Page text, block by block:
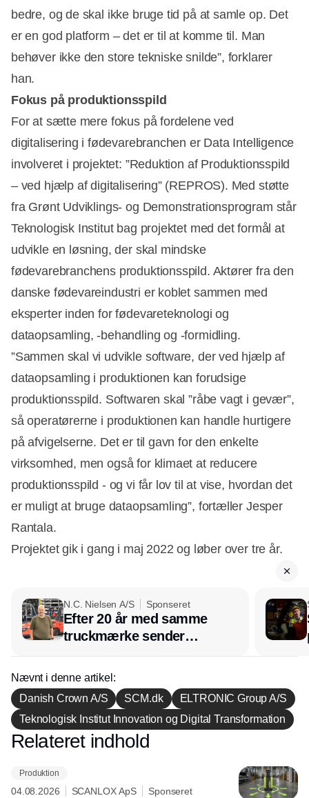
bedre, og de skal ikke bruge tid på at samle op. Det
er en god platform – det er til at komme til. Man
behøver ikke den store tekniske snilde”, forklarer
han.
Fokus på produktionsspild
For at sætte mere fokus på fordelene ved
digitalisering i fødevarebranchen er Data Intelligence
involveret i projektet: ”Reduktion af Produktionsspild
– ved hjælp af digitalisering” (REPROS). Med støtte
fra Grønt Udviklings- og Demonstrationsprogram står
Teknologisk Institut bag projektet med det formål at
udvikle en løsning, der skal mindske
fødevarebranchens produktionsspild. Aktører fra den
danske fødevareindustri er koblet sammen med
eksperter inden for fødevareteknologi og
dataopsamling, -behandling og -formidling.
”Sammen skal vi udvikle software, der ved hjælp af
dataopsamling i produktionen kan forudsige
produktionsspild. Softwaren skal ”råbe vagt i gevær”,
så operatørerne i produktionen kan handle hurtigere
på afvigelserne. Det er til gavn for den enkelte
virksomhed, men også for klimaet at reducere
produktionsspild - og vi får lov til at vise, hvordan det
er muligt at bruge dataopsamling”, fortæller Jesper
Rantala.
Projektet gik i gang i maj 2022 og løber over tre år.
N.C. Nielsen A/S Sponseret
Efter 20 år med samme
truckmærke sender
lagerchef stafetten videre
hos INOX
Nævnt i denne artikel:
Danish Crown A/S
SCM.dk
ELTRONIC Group A/S
Teknologisk Institut Innovation og Digital Transformation
Annonce
Relateret indhold
Produktion
04.08.2026 SCANLOX ApS Sponseret